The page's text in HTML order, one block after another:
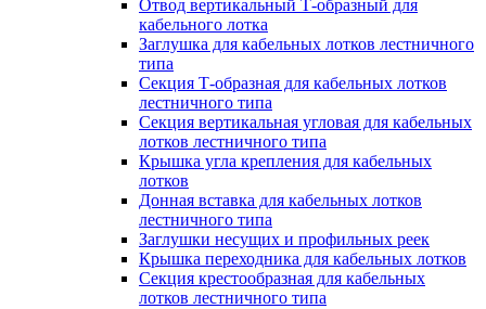
Отвод вертикальный Т-образный для
кабельного лотка
Заглушка для кабельных лотков лестничного
типа
Секция Т-образная для кабельных лотков
лестничного типа
Секция вертикальная угловая для кабельных
лотков лестничного типа
Крышка угла крепления для кабельных
лотков
Донная вставка для кабельных лотков
лестничного типа
Заглушки несущих и профильных реек
Крышка переходника для кабельных лотков
Секция крестообразная для кабельных
лотков лестничного типа